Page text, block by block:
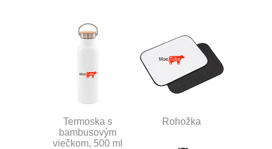
Termoska s
bambusovým
viečkom, 500 ml
Rohožka